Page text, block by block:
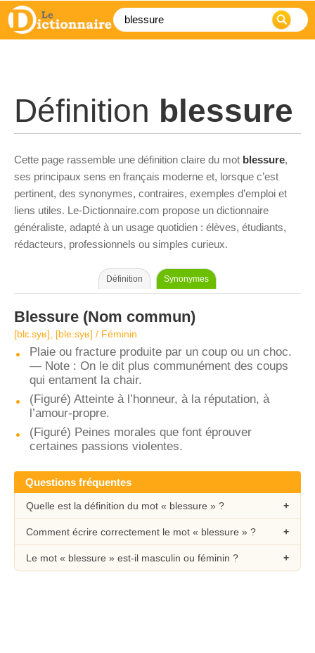
Définition blessure
Cette page rassemble une définition claire du mot blessure,
ses principaux sens en français moderne et, lorsque c’est
pertinent, des synonymes, contraires, exemples d’emploi et
liens utiles. Le-Dictionnaire.com propose un dictionnaire
généraliste, adapté à un usage quotidien : élèves, étudiants,
rédacteurs, professionnels ou simples curieux.
Définition Synonymes
Blessure (Nom commun)
[blɛ.syʁ], [ble.syʁ] / Féminin
Plaie ou fracture produite par un coup ou un choc.
— Note : On le dit plus communément des coups
qui entament la chair.
(Figuré) Atteinte à l’honneur, à la réputation, à
l’amour-propre.
(Figuré) Peines morales que font éprouver
certaines passions violentes.
Questions fréquentes
Quelle est la définition du mot « blessure » ?
Comment écrire correctement le mot « blessure » ?
Le mot « blessure » est-il masculin ou féminin ?